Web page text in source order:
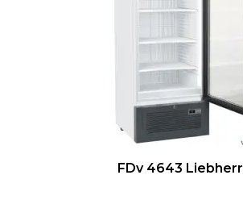
FDv 4643 Liebherr